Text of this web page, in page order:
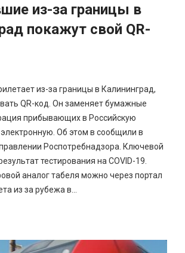
из-за границы в
покажут свой QR-
из-за границы в Калининград,
QR-код. Он заменяет бумажные
прибывающих в Российскую
Об этом в сообщили в
Роспотребнадзора. Ключевой
тестирования на COVID-19.
аналог табеля можно через портал
из за рубежа в...